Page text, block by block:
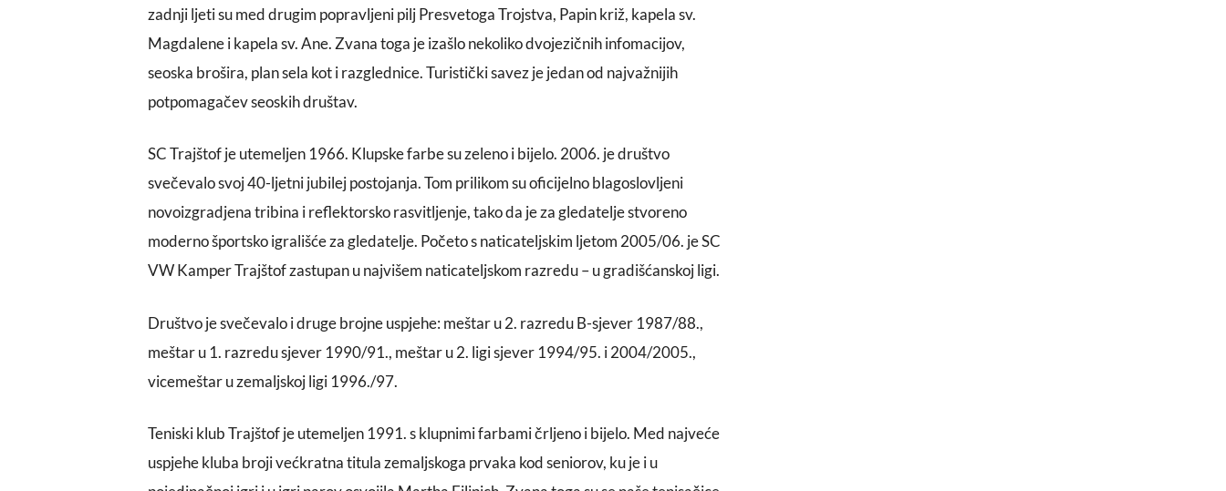
zadnji ljeti su med drugim popravljeni pilj Presvetoga Trojstva, Papin križ, kapela sv.
Magdalene i kapela sv. Ane. Zvana toga je izašlo nekoliko dvojezičnih infomacijov,
seoska brošira, plan sela kot i razglednice. Turistički savez je jedan od najvažnijih
potpomagačev seoskih društav.
SC Trajštof je utemeljen 1966. Klupske farbe su zeleno i bijelo. 2006. je društvo
svečevalo svoj 40-ljetni jubilej postojanja. Tom prilikom su oficijelno blagoslovljeni
novoizgradjena tribina i reflektorsko rasvitljenje, tako da je za gledatelje stvoreno
moderno športsko igrališće za gledatelje. Početo s naticateljskim ljetom 2005/06. je SC
VW Kamper Trajštof zastupan u najvišem naticateljskom razredu – u gradišćanskoj ligi.
Društvo je svečevalo i druge brojne uspjehe: meštar u 2. razredu B-sjever 1987/88.,
meštar u 1. razredu sjever 1990/91., meštar u 2. ligi sjever 1994/95. i 2004/2005.,
vicemeštar u zemaljskoj ligi 1996./97.
Teniski klub Trajštof je utemeljen 1991. s klupnimi farbami črljeno i bijelo. Med najveće
uspjehe kluba broji većkratna titula zemaljskoga prvaka kod seniorov, ku je i u